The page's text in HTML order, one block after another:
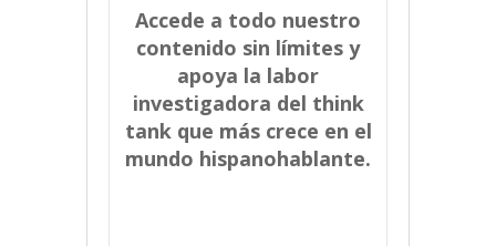
Accede a todo nuestro
contenido sin límites y
apoya la labor
investigadora del think
tank que más crece en el
mundo hispanohablante.